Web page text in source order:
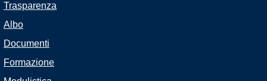
Trasparenza
Albo
Documenti
Formazione